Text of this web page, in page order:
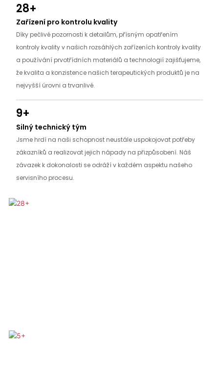
28+
Zařízení pro kontrolu kvality
Díky pečlivé pozornosti k detailům, přísným opatřením
kontroly kvality v našich rozsáhlých zařízeních kontroly kvality
a používání prvotřídních materiálů a technologií zajišťujeme,
že kvalita a konzistence našich terapeutických produktů je na
nejvyšší úrovni a trvanlivé.
9+
Silný technický tým
Jsme hrdí na naši schopnost neustále uspokojovat potřeby
zákazníků a realizovat jejich nápady na přizpůsobení. Náš
závazek k dokonalosti se odráží v každém aspektu našeho
servisního procesu.